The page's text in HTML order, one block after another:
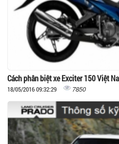
Cách phân biệt xe Exciter 150 Việt
18/05/2016 09:32:29 7850